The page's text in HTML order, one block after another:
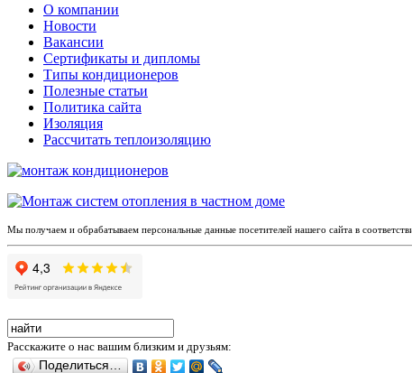
О компании
Новости
Вакансии
Сертификаты и дипломы
Типы кондиционеров
Полезные статьи
Политика сайта
Изоляция
Рассчитать теплоизоляцию
Мы получаем и обрабатываем персональные данные посетителей нашего сайта в
Расскажите о нас вашим близким и друзьям:
Поделиться…